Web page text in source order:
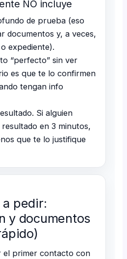
NO incluye
de prueba (eso
documentos y, a veces,
expediente).
“perfecto” sin ver
es que te lo confirmen
tengan info
Si alguien
resultado en 3 minutos,
que te lo justifique
pedir:
y documentos
el primer contacto con